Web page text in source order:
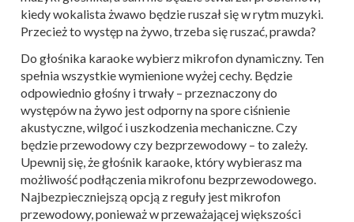
kiedy wokalista żwawo będzie ruszał się w rytm muzyki.
Przecież to występ na żywo, trzeba się ruszać, prawda?
Do głośnika karaoke wybierz mikrofon dynamiczny. Ten
spełnia wszystkie wymienione wyżej cechy. Będzie
odpowiednio głośny i trwały – przeznaczony do
występów na żywo jest odporny na spore ciśnienie
akustyczne, wilgoć i uszkodzenia mechaniczne. Czy
będzie przewodowy czy bezprzewodowy – to zależy.
Upewnij się, że głośnik karaoke, który wybierasz ma
możliwość podłączenia mikrofonu bezprzewodowego.
Najbezpieczniejszą opcją z reguły jest mikrofon
przewodowy, ponieważ w przeważającej większości